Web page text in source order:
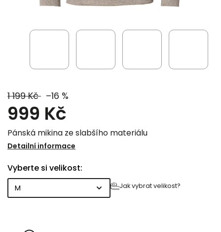
1 199 Kč –16 %
999 Kč
Pánská mikina ze slabšího materiálu
Detailní informace
Vyberte si velikost:
Jak vybrat velikost?